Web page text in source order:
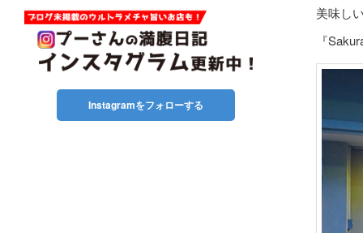
美味し
『
Instagramをフォローする